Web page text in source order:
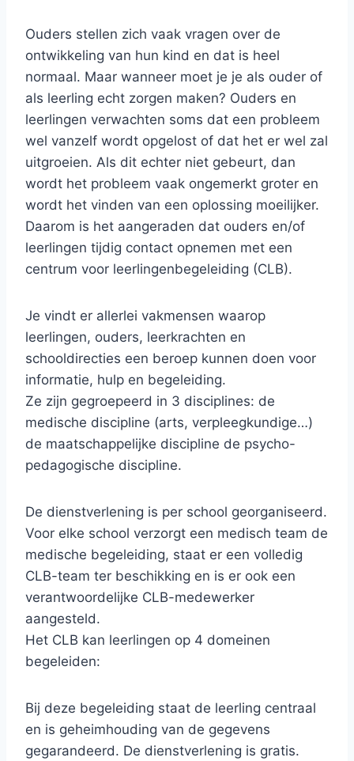
Ouders stellen zich vaak vragen over de
ontwikkeling van hun kind en dat is heel
normaal. Maar wanneer moet je je als ouder of
als leerling echt zorgen maken? Ouders en
leerlingen verwachten soms dat een probleem
wel vanzelf wordt opgelost of dat het er wel zal
uitgroeien. Als dit echter niet gebeurt, dan
wordt het probleem vaak ongemerkt groter en
wordt het vinden van een oplossing moeilijker.
Daarom is het aangeraden dat ouders en/of
leerlingen tijdig contact opnemen met een
centrum voor leerlingenbegeleiding (CLB).
Je vindt er allerlei vakmensen waarop
leerlingen, ouders, leerkrachten en
schooldirecties een beroep kunnen doen voor
informatie, hulp en begeleiding.
Ze zijn gegroepeerd in 3 disciplines: de
medische discipline (arts, verpleegkundige…)
de maatschappelijke discipline de psycho-
pedagogische discipline.
De dienstverlening is per school georganiseerd.
Voor elke school verzorgt een medisch team de
medische begeleiding, staat er een volledig
CLB-team ter beschikking en is er ook een
verantwoordelijke CLB-medewerker
aangesteld.
Het CLB kan leerlingen op 4 domeinen
begeleiden:
Bij deze begeleiding staat de leerling centraal
en is geheimhouding van de gegevens
gegarandeerd. De dienstverlening is gratis.